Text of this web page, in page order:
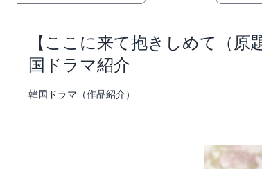
【ここに来て抱きしめて（
国ドラマ紹介
韓国ドラマ（作品紹介）